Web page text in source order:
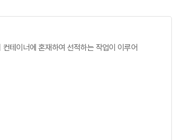
이너에 혼재하여 선적하는 작업이 이루어